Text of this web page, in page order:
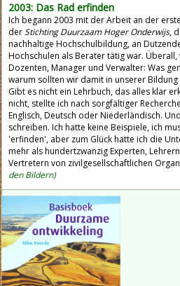
2003: Das Rad erfinden
Ich begann 2003 mit der Arbeit an der
derStichting Duurzaam Hoger Onderwijs,
nachhaltige Hochschulbildung, an
Hochschulen als Berater tätig war.
Dozenten, Manager und Verwalter: Was
warum sollten wir damit in unserer Bildung
Gibt es nicht ein Lehrbuch, das alles klar
nicht, stellte ich nach sorgfältiger
Englisch, Deutsch oder Niederländisch.
schreiben. Ich hatte keine Beispiele, ich
'erfinden', aber zum Glück hatte ich die
mehr als hundertzwanzig Experten,
Vertretern von zivilgesellschaftlichen
den Bildern)